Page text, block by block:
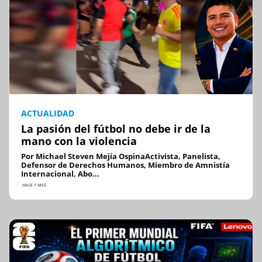
ACTUALIDAD
La pasión del fútbol no debe ir de la
mano con la violencia
Por Michael Steven Mejía OspinaActivista, Panelista,
Defensor de Derechos Humanos, Miembro de Amnistía
Internacional, Abo...
HACE 1 MES